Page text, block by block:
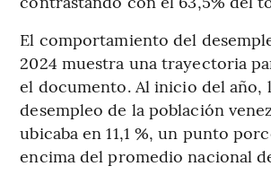
El comportamiento del
2024 muestra una trayectoria
el documento. Al inicio del año,
desempleo de la población
ubicaba en 11,1 %, un punto
encima del promedio nacional